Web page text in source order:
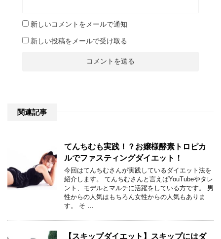
新しいコメントをメールで通知
新しい投稿をメールで受け取る
関連記事
てんちむも実践！？お嬢様酵素トロピカ
ルでファスティングダイエット！
今回はてんちむさんが実践しているダイエット法を
紹介します。 てんちむさんと言えばYouTubeやタレ
ント、モデルとマルチに活躍をしている方です。 男
性からの人気はもちろん女性からの人気もありま
す。 そ …
【スキップダイエット】スキップにはダ